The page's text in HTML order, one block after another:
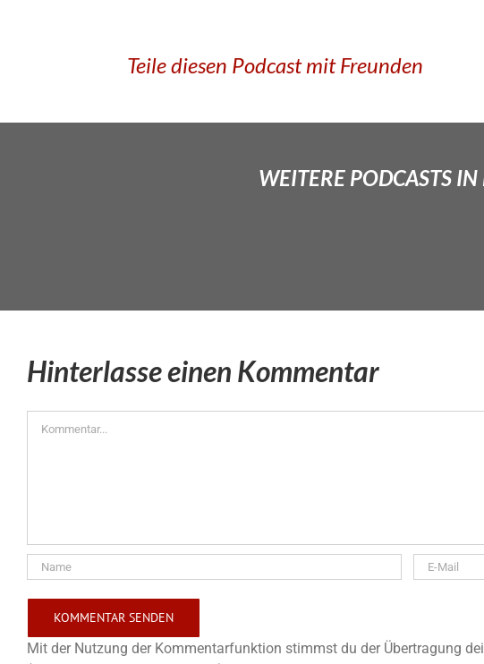
Teile diesen Podcast mit Freunden
WEITERE PODCASTS IN
Hinterlasse einen Kommentar
Mit der Nutzung der Kommentarfunktion stimmst du der Übertragung